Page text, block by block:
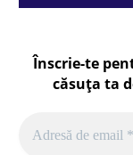
Înscrie-te
căsuța ta